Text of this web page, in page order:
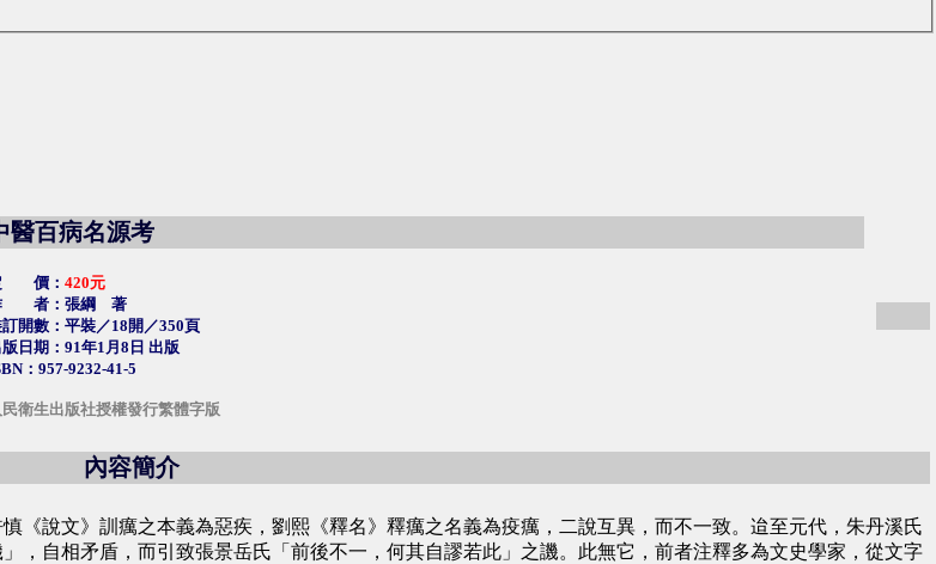
醫百病名源考
價： 420元
者：張綱 著
開數：平裝／18開／350頁
日期：91年1月8日 出版
：957-9232-41-5
民衛生出版社授權發行繁體字版
內容簡介
說文》訓癘之本義為惡疾，劉熙《釋名》釋癘之名義為疫癘，二說互異，而不一致。迨至元代，朱丹溪氏
，自相矛盾，而引致張景岳氏「前後不一，何其自謬若此」之譏。此無它，前者注釋多為文史學家，從文字